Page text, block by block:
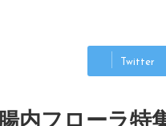
Twitter
内フローラ特